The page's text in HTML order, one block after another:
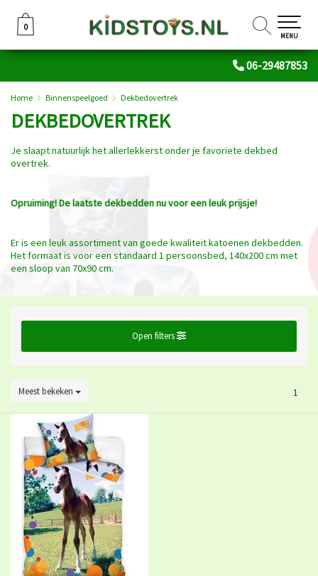
06-29487853
0
0
MENU
Home Binnenspeelgoed Dekbedovertrek
DEKBEDOVERTREK
Je slaapt natuurlijk het allerlekkerst onder je favoriete dekbed
overtrek.
Opruiming! De laatste dekbedden nu voor een leuk prijsje!
Er is een leuk assortiment van goede kwaliteit katoenen dekbedden.
Het formaat is voor een standaard 1 persoonsbed, 140x200 cm met
een sloop van 70x90 cm.
Open filters
Meest bekeken 1